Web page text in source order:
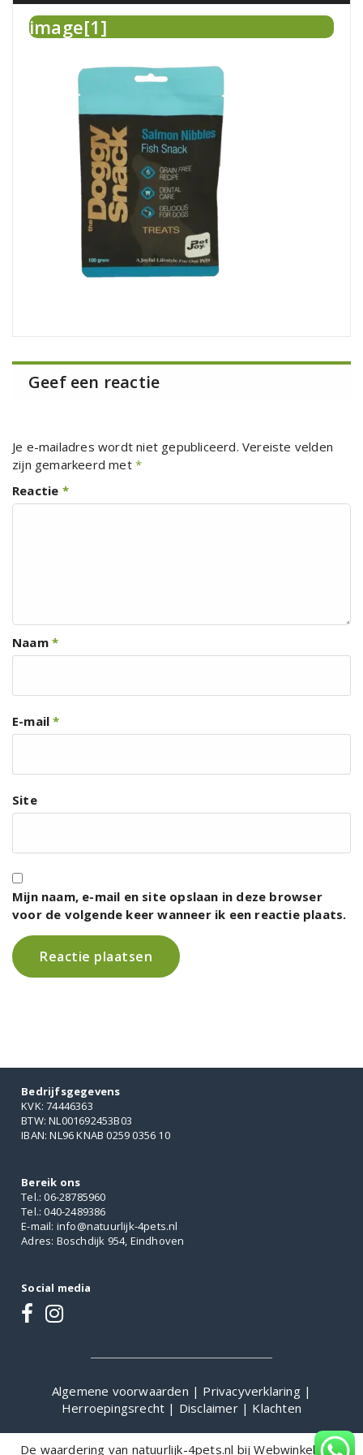
image[1]
Geef een reactie
Je e-mailadres wordt niet gepubliceerd. Vereiste velden
zijn gemarkeerd met *
Reactie *
Naam *
E-mail*
Site
Mijn naam, e-mail en site opslaan in deze browser
voor de volgende keer wanneer ik een reactie plaats.
Bedrijfsgegevens
KVK: 74446363
BTW: NL001692453B03
IBAN: NL96 KNAB 0259 0356 10
Bereik ons
Tel.: 06-28785960
Tel.: 040-2489386
E-mail: info@natuurlijk-4pets.nl
Adres: Boschdijk 954, Eindhoven
Social media
Algemene voorwaarden | Privacyverklaring |
Herroepingsrecht | Disclaimer | Klachten
De waardering van natuurlijk-4pets.nl bijWebwinkelKeur